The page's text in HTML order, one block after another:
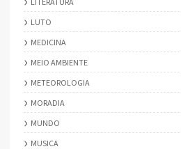
LUTO
MEDICINA
MEIO AMBIENTE
METEOROLOGIA
MORADIA
MUNDO
MUSICA